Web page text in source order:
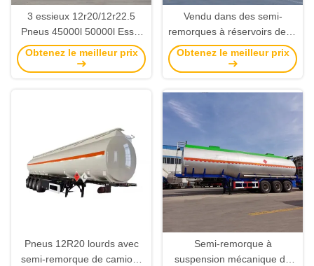
3 essieux 12r20/12r22.5
Pneus 45000l 50000l Essai
d'origine en acier inoxydable
réservoir de pétrole camion
Obtenez le meilleur prix
Vendu dans des semi-
remorques à réservoirs de 2,
3 et 4 essieux d'une capacité
de 45 000 à 50 000 litres (42
réservoirs individuels en
Obtenez le meilleur prix
Pneus 12R20 lourds avec
semi-remorque de camion-
Semi-remorque à
suspension mécanique de